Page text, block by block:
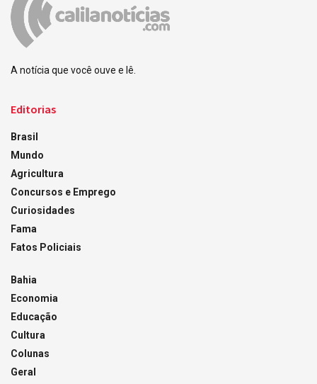
A notícia que você ouve e lê.
Editorias
Brasil
Mundo
Agricultura
Concursos e Emprego
Curiosidades
Fama
Fatos Policiais
Bahia
Economia
Educação
Cultura
Colunas
Geral